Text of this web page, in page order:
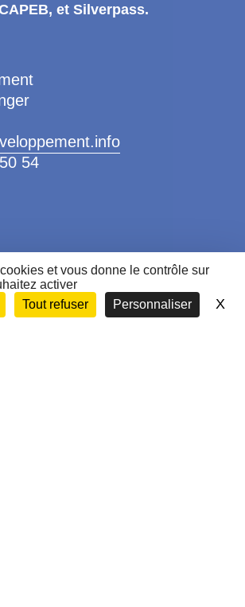
et vous donne le contrôle sur
activer
Tout refuser Personnaliser X
, et Silverpass.
54